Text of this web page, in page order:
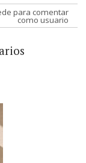
para comentar
como usuario